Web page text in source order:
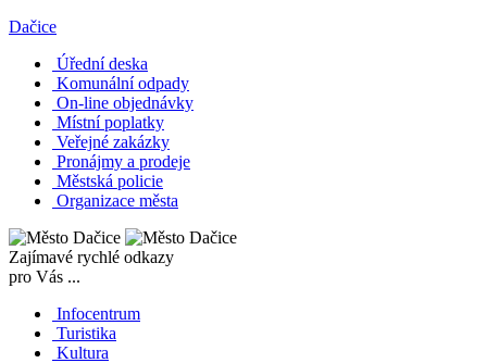
Dačice
Úřední deska
Komunální odpady
On-line objednávky
Místní poplatky
Veřejné zakázky
Pronájmy a prodeje
Městská policie
Organizace města
Zajímavé rychlé odkazy
pro Vás ...
Infocentrum
Turistika
Kultura